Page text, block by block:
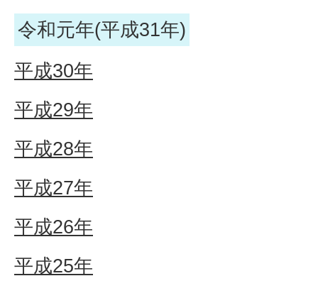
令和元年(平成31年)
平成30年
平成29年
平成28年
平成27年
平成26年
平成25年